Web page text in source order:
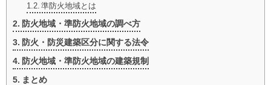
準防火地域とは
防火地域・準防火地域の調べ方
防火・防災建築区分に関する法令
防火地域・準防火地域の建築規制
まとめ